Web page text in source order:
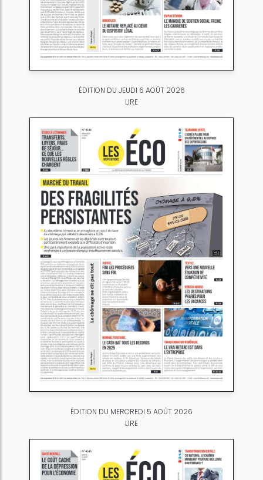
ÉDITION DU JEUDI 6 AOÛT 2026
LIRE
ÉDITION DU MERCREDI 5 AOÛT 2026
LIRE